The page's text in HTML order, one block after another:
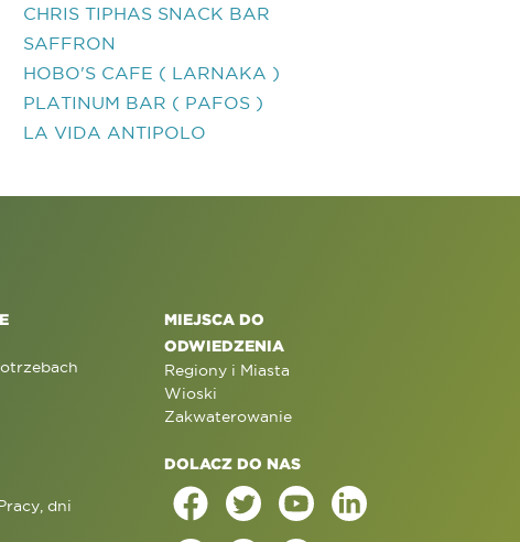
CHRIS TIPHAS SNACK BAR
SAFFRON
HOBO'S CAFE ( LARNAKA )
PLATINUM BAR ( PAFOS )
LA VIDA ANTIPOLO
dni
MIEJSCA DO
ODWIEDZENIA
Regiony i Miasta
Wioski
Zakwaterowanie
DOLACZ DO NAS